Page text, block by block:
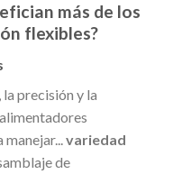
más de los
flexibles?
precisión y la
variedad
de